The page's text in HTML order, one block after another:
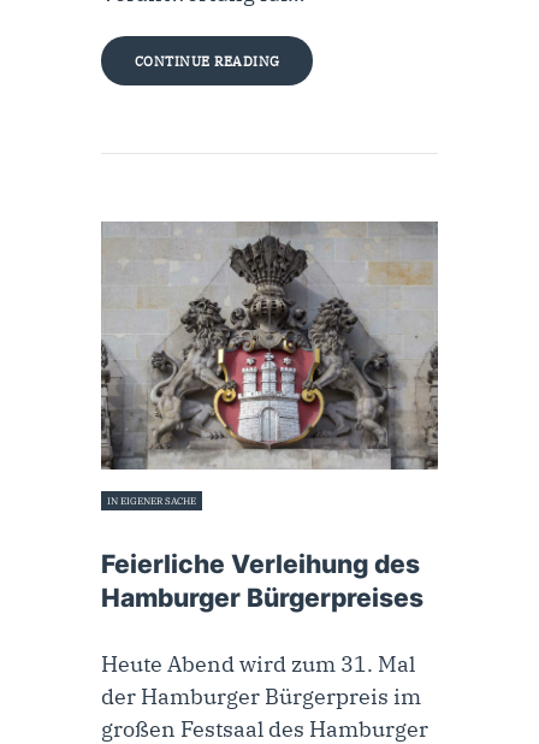
CONTINUE READING
IN EIGENER SACHE
Feierliche Verleihung des
Hamburger Bürgerpreises
Heute Abend wird zum 31. Mal
der Hamburger Bürgerpreis im
großen Festsaal des Hamburger